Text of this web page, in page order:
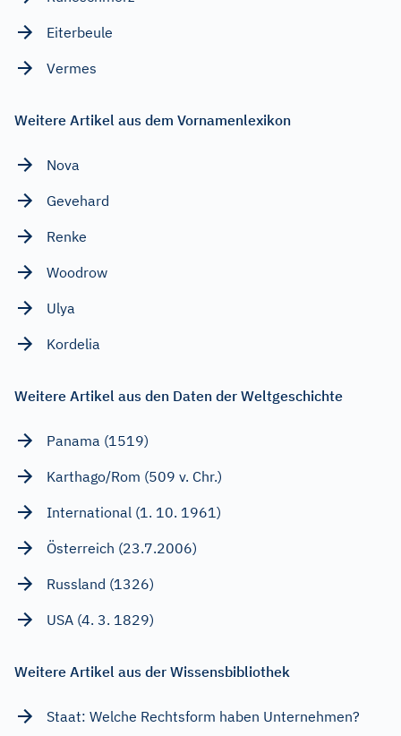
Eiterbeule
Vermes
Weitere Artikel aus dem Vornamenlexikon
Nova
Gevehard
Renke
Woodrow
Ulya
Kordelia
Weitere Artikel aus den Daten der Weltgeschichte
Panama (1519)
Karthago/Rom (509 v. Chr.)
International (1. 10. 1961)
Österreich (23.7.2006)
Russland (1326)
USA (4. 3. 1829)
Weitere Artikel aus der Wissensbibliothek
Staat: Welche Rechtsform haben Unternehmen?